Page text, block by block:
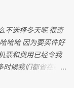
不选择冬天呢 很奇
哈哈 因为要买件好
票和费用已经令我
候我们都省在哪